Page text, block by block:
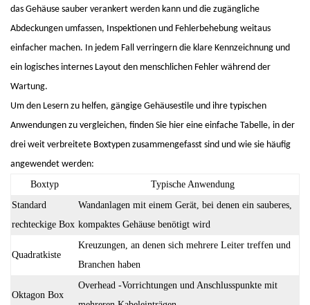
das Gehäuse sauber verankert werden kann und die zugängliche
Abdeckungen umfassen, Inspektionen und Fehlerbehebung weitaus
einfacher machen. In jedem Fall verringern die klare Kennzeichnung und
ein logisches internes Layout den menschlichen Fehler während der
Wartung.
Um den Lesern zu helfen, gängige Gehäusestile und ihre typischen
Anwendungen zu vergleichen, finden Sie hier eine einfache Tabelle, in der
drei weit verbreitete Boxtypen zusammengefasst sind und wie sie häufig
angewendet werden:
Boxtyp
Typische Anwendung
Standard
rechteckige Box
Wandanlagen mit einem Gerät, bei denen ein sauberes,
kompaktes Gehäuse benötigt wird
Quadratkiste
Kreuzungen, an denen sich mehrere Leiter treffen und
Branchen haben
Oktagon Box
Overhead -Vorrichtungen und Anschlusspunkte mit